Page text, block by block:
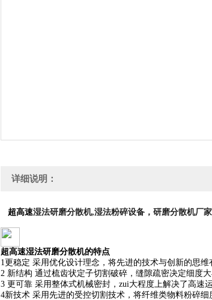
详细说明：
超高速湿法研磨分散机,湿法粉碎设备， 研磨分散机厂
超高速湿法研磨分散机的特点
1更稳定 采用优化设计理念，将先进的技术与创新的思
2 新结构 通过梳齿状定子切割破碎，缝隙疏密决定细度
3 更可靠 采用整体式机械密封，zui大程度上解决了高速
4新技术 采用先进的受控切割技术，将纤维类物料粉碎